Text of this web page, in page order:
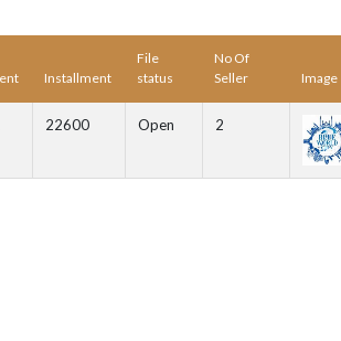
Installment
File
status
No Of
Seller
Image
22600 Open 2